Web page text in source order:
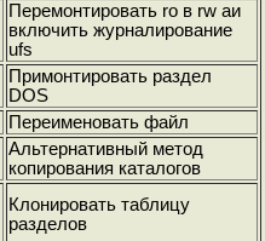
Перемонтировать ro в rw aи
включить журналирование
ufs
Примонтировать раздел
DOS
Переименовать файл
Альтернативный метод
копирования каталогов
Клонировать таблицу
разделов